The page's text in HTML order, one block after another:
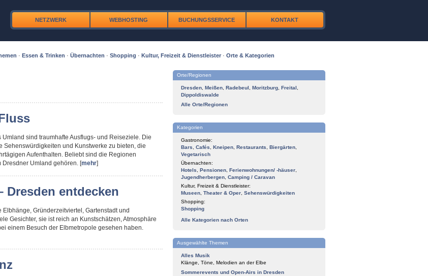
NETZWERK WEBHOSTING BUCHUNGSSERVICE KONTAKT
· Essen & Trinken · Übernachten · Shopping · Kultur, Freizeit & Dienstleister· Orte & Kategorien
sind traumhafte Ausflugs- und Reiseziele. Die
Sehenswürdigkeiten und Kunstwerke zu bieten, die
Aufenthalten. Beliebt sind die Regionen
Umland gehören. [mehr]
Dresden entdecken
Elbhänge, Gründerzeitviertel, Gartenstadt und
Gesichter, sie ist reich an Kunstschätzen, Atmosphäre
einem Besuch der Elbmetropole gesehen haben.
Orte/Regionen
Dresden Meißen Radebeul Moritzburg Freital
Dippoldiswalde
Alle Orte/Regionen
Kategorien
Gastronomie:
Bars
Cafés Kneipen Restaurants Biergärten
Vegetarisch
Übernachten:
Hotels
Pensionen Ferienwohnungen/ -häuser
Jugendherbergen Camping / Caravan
Kultur, Freizeit & Dienstleister:
Museen Theater & Oper Sehenswürdigkeiten
Shopping:
Shopping
Alle Kategorien nach Orten
Ausgewählte Themen
Alles Musik
Klänge, Töne, Melodien an der Elbe
Sommerevents und Open-Airs in Dresden